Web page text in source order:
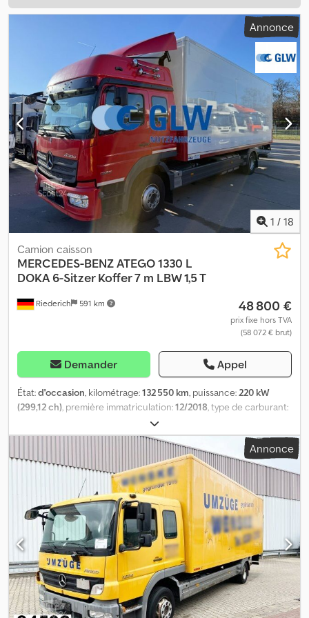
Annonce
1 / 18
Riederich 591 km
Camion caisson
MERCEDES-BENZATEGO 1330 L
DOKA 6-Sitzer Koffer 7 m LBW 1,5 T
48 800 €
prix fixe hors TVA
(58 072 € brut)
Demander Appel
État:d'occasion, kilométrage:132 550 km, puissance: 220 kW
(299,12 ch) , première immatriculation:12/2018 , type de carburant:
, configuration d'essieux:
couleur:rouge, type d'engrenage:mécanique, classe d'émission:
, volume de l'espace de chargement:44 m³
, longueur de
l'espace de chargement:
7 080 mm, largeur de l’espace de
2 420 mm, hauteur de l'espace de chargement:
, Année de construction:2018 , Équipement: ABS,
chauffage de stationnement, climatisation, hayon élévateur,
programme électronique de stabilité (ESP), ATEGO 1330 L DOKA
6 places, caisse 7,10 m avec hayon élévateur repliable 1,5 t. * DOKA
6 places avec combinaison siège / couchette + 2e couchette *
Numéro de véhicule pour demandes clients : 4583 * Cabine L
BigSpace, 2,30 m, tunnel * Motorisation Euro VI, avec OBD-C *
Combinaison siège-couchette, 2 couchettes * Active Brake
Assist * Climatisation * Boîte de vitesses manuelle * Assistant de
Annonce